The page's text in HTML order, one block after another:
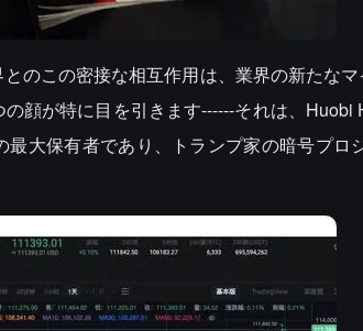
のこの密接な相互作用は、業界の新たな
顔が特に目を引きます------それは、Huobi
大保有者であり、トランプ家の暗号プロ